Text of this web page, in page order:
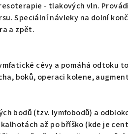
- tlakových vln.
Speciální návleky na dolní
a zpět.
cévy a pomáhá odtoku
boků, operaci kolene,
bodů (tzv. lymfobodů) a
až po bříško (kde je